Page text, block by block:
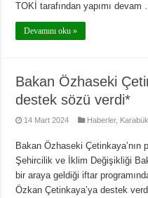
TOKİ tarafından yapımı devam …
Devamını oku »
Bakan Özhaseki
destek sözü verdi*
14 Mart 2024 Haberler, Karabük
Bakan Özhaseki Çetinkaya’nın
Şehircilik ve İklim Değişikliği
bir araya geldiği iftar
Özkan Çetinkaya’ya destek